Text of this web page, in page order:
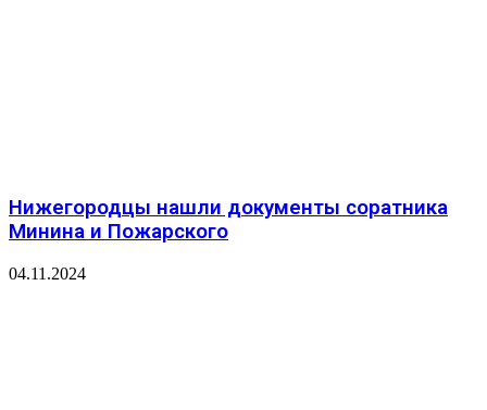
Нижегородцы нашли документы соратника
Минина и Пожарского
04.11.2024